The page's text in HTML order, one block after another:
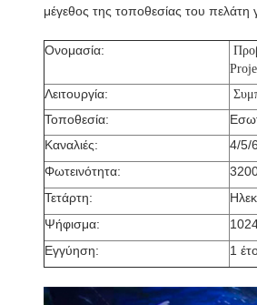
μέγεθος της τοποθεσίας του πελάτη
Ονομασία:
Λειτουργία:
Τοποθεσία:
Καναλιές:
4/5/
Φωτεινότητα:
Τετάρτη:
Ψήφισμα:
Εγγύηση:
1